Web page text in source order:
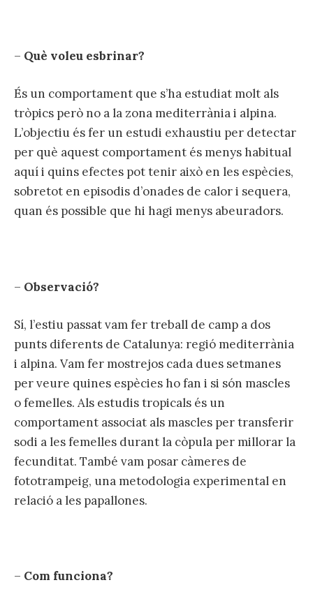
– Què voleu esbrinar?
És un comportament que s’ha estudiat molt als
tròpics però no a la zona mediterrània i alpina.
L’objectiu és fer un estudi exhaustiu per detectar
per què aquest comportament és menys habitual
aquí i quins efectes pot tenir això en les espècies,
sobretot en episodis d’onades de calor i sequera,
quan és possible que hi hagi menys abeuradors.
– Observació?
Sí, l’estiu passat vam fer treball de camp a dos
punts diferents de Catalunya: regió mediterrània
i alpina. Vam fer mostrejos cada dues setmanes
per veure quines espècies ho fan i si són mascles
o femelles. Als estudis tropicals és un
comportament associat als mascles per transferir
sodi a les femelles durant la còpula per millorar la
fecunditat. També vam posar càmeres de
fototrampeig, una metodologia experimental en
relació a les papallones.
– Com funciona?